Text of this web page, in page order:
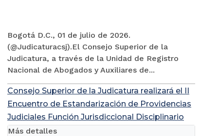
Bogotá D.C., 01 de julio de 2026.
(@Judicaturacsj).El Consejo Superior de la
Judicatura, a través de la Unidad de Registro
Nacional de Abogados y Auxiliares de...
Consejo Superior de la Judicatura realizará el II
Encuentro de Estandarización de Providencias
Judiciales Función Jurisdiccional Disciplinario
Más detalles